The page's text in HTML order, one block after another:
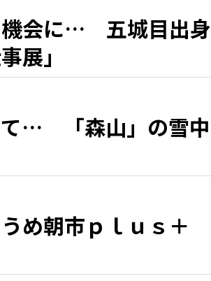
機会に… 五城目出身
展」
て… 「森山」の雪中
め朝市ｐｌｕｓ＋